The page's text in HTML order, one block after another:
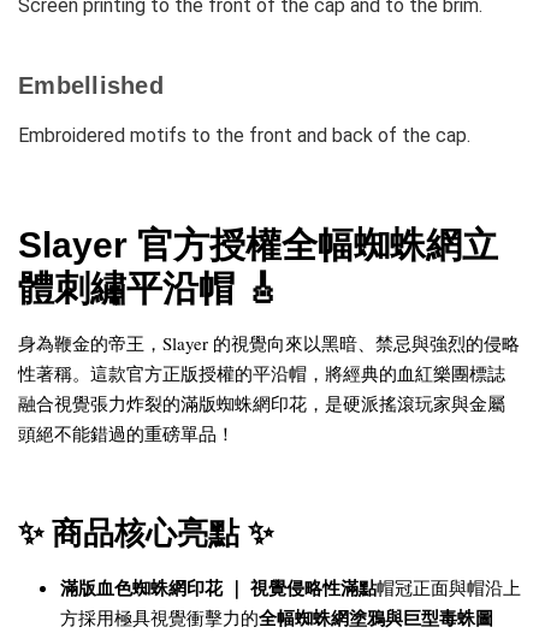
Screen printing to the front of the cap and to the brim.
Embellished
Embroidered motifs to the front and back of the cap.
Slayer 官方授權全幅蜘蛛網立
體刺繡平沿帽 🎸
身為鞭金的帝王，Slayer 的視覺向來以黑暗、禁忌與強烈的侵略
性著稱。這款官方正版授權的平沿帽，將經典的血紅樂團標誌
融合視覺張力炸裂的滿版蜘蛛網印花，是硬派搖滾玩家與金屬
頭絕不能錯過的重磅單品！
✨ 商品核心亮點 ✨
滿版血色蜘蛛網印花 ｜ 視覺侵略性滿點帽冠正面與帽沿上
方採用極具視覺衝擊力的全幅蜘蛛網塗鴉與巨型毒蛛圖